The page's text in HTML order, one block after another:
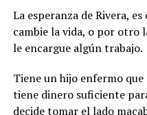
La esperanza de Rivera,
cambie la vida, o por otro
le encargue algún trabajo.
Tiene un hijo enfermo
tiene dinero suficiente
decide tomar el lado